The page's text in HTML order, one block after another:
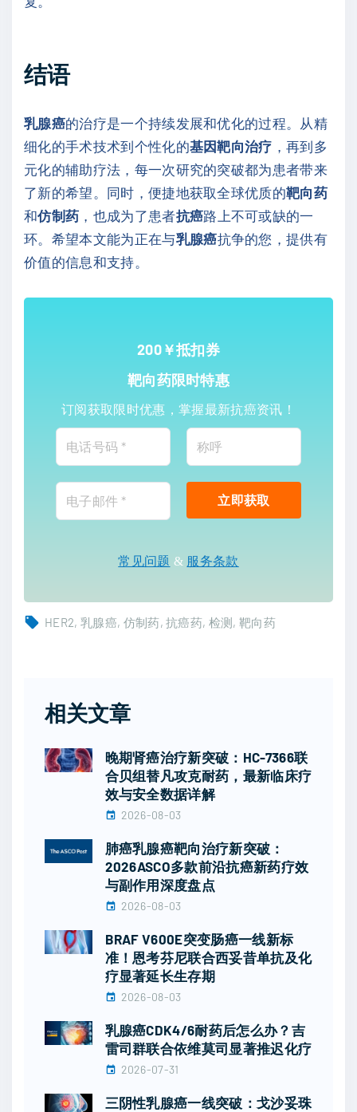
结语
乳腺癌的治疗是一个持续发展和优化的过程。从精
细化的手术技术到个性化的基因靶向治疗 ，再到多
元化的辅助疗法，每一次研究的突破都为患者带来
了新的希望。同时，便捷地获取全球优质的靶向药
和仿制药 ，也成为了患者抗癌路上不可或缺的一
环。希望本文能为正在与乳腺癌抗争的您，提供有
价值的信息和支持。
200￥抵扣券
靶向药限时特惠
订阅获取限时优惠，掌握最新抗癌资讯！
常见问题 & 服务条款
HER2 乳腺癌 仿制药 抗癌药 检测 靶向药
相关文章
晚期肾癌治疗新突破：HC-7366联
合贝组替凡攻克耐药，最新临床疗
效与安全数据详解
2026-08-03
肺癌乳腺癌靶向治疗新突破：
2026ASCO多款前沿抗癌新药疗效
与副作用深度盘点
2026-08-03
BRAF V600E突变肠癌一线新标
准！恩考芬尼联合西妥昔单抗及化
疗显著延长生存期
2026-08-03
乳腺癌CDK4/6耐药后怎么办？吉
雷司群联合依维莫司显著推迟化疗
2026-07-31
三阴性乳腺癌一线突破：戈沙妥珠